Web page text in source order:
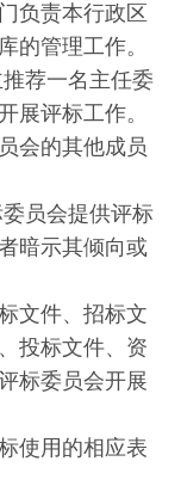
负责本行政区
的管理工作。
荐一名主任委
展评标工作。
会的其他成员
员会提供评标
暗示其倾向或
文件、招标文
投标文件、资
标委员会开展
使用的相应表